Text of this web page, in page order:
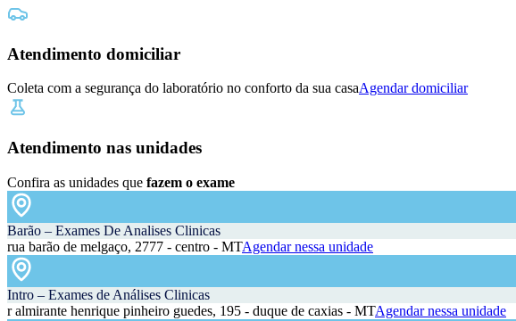
Atendimento domiciliar
Coleta com a segurança do laboratório no conforto da sua casaAgendar domiciliar
Atendimento nas unidades
Confira as unidades que fazem o exame
Barão – Exames De Analises Clinicas
rua barão de melgaço, 2777 - centro - MTAgendar nessa unidade
Intro – Exames de Análises Clinicas
r almirante henrique pinheiro guedes, 195 - duque de caxias - MTAgendar nessa unidade